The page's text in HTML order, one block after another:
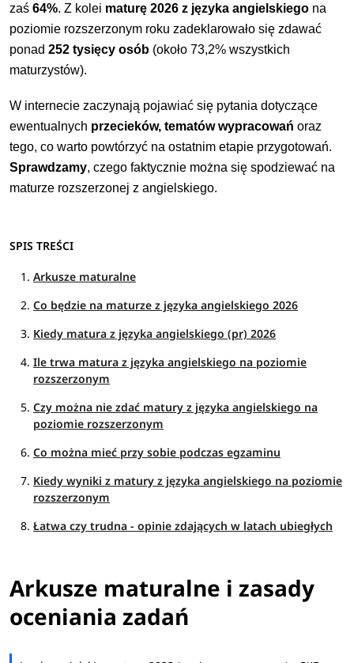
zaś64%. Z kolei maturę 2026 z języka angielskiego na
poziomie rozszerzonym roku zadeklarowało się zdawać
ponad252 tysięcy osób (około 73,2% wszystkich
maturzystów).
W internecie zaczynają pojawiać się pytania dotyczące
ewentualnych przecieków, tematów wypracowań oraz
tego, co warto powtórzyć na ostatnim etapie przygotowań.
Sprawdzamy, czego faktycznie można się spodziewać na
maturze rozszerzonej z angielskiego.
SPIS TREŚCI
Arkusze maturalne
Co będzie na maturze z języka angielskiego 2026
Kiedy matura z języka angielskiego (pr) 2026
Ile trwa matura z języka angielskiego na poziomie
rozszerzonym
Czy można nie zdać matury z języka angielskiego na
poziomie rozszerzonym
Co można mieć przy sobie podczas egzaminu
Kiedy wyniki z matury z języka angielskiego na poziomie
rozszerzonym
Łatwa czy trudna - opinie zdających w latach ubiegłych
Arkusze maturalne i zasady
oceniania zadań